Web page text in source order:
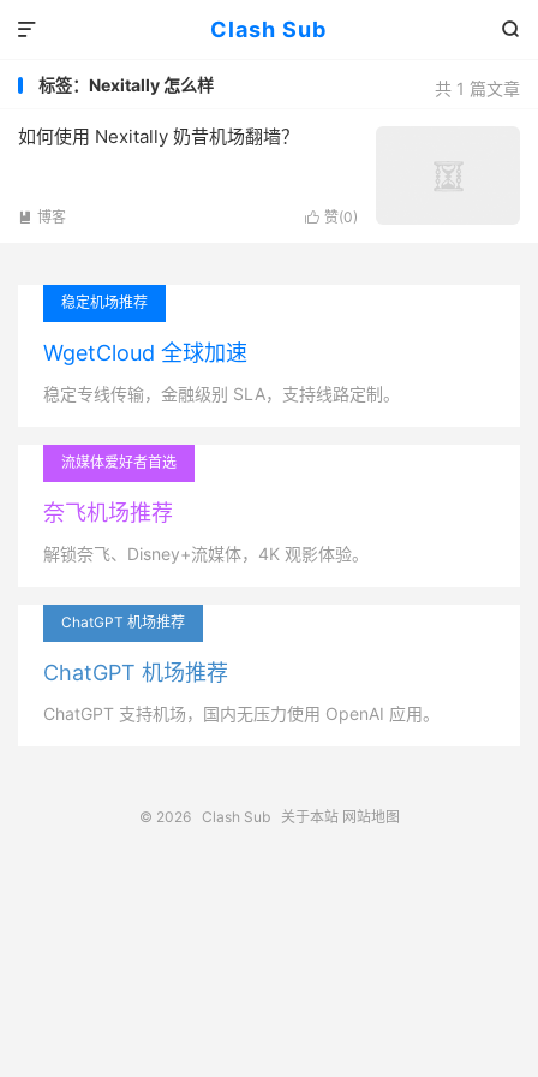
Clash Sub 

共 1 篇文章
标签：Nexitally 怎么样
如何使用 Nexitally 奶昔机场翻墙？
 赞(0)
 博客
稳定机场推荐
WgetCloud 全球加速
稳定专线传输，金融级别 SLA，支持线路定制。
流媒体爱好者首选
奈飞机场推荐
解锁奈飞、Disney+流媒体，4K 观影体验。
ChatGPT 机场推荐
ChatGPT 机场推荐
ChatGPT 支持机场，国内无压力使用 OpenAI 应用。
© 2026 Clash Sub 关于本站 网站地图